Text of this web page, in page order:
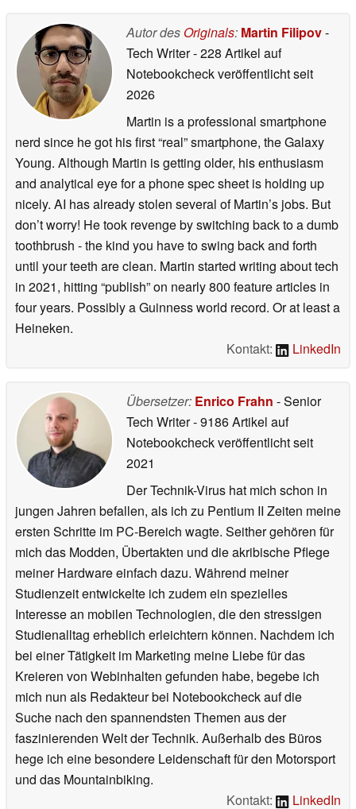
Autor des Originals: Martin Filipov-
Tech Writer- 228 Artikel auf
Notebookcheck veröffentlichtseit
2026
Martin is a professional smartphone
nerd since he got his first “real” smartphone, the Galaxy
Young. Although Martin is getting older, his enthusiasm
and analytical eye for a phone spec sheet is holding up
nicely. AI has already stolen several of Martin’s jobs. But
don’t worry! He took revenge by switching back to a dumb
toothbrush - the kind you have to swing back and forth
until your teeth are clean. Martin started writing about tech
in 2021, hitting “publish” on nearly 800 feature articles in
four years. Possibly a Guinness world record. Or at least a
Heineken.
Kontakt:
LinkedIn
Übersetzer: Enrico Frahn - Senior
Tech Writer- 9186 Artikel auf
Notebookcheck veröffentlichtseit
2021
Der Technik-Virus hat mich schon in
jungen Jahren befallen, als ich zu Pentium II Zeiten meine
ersten Schritte im PC-Bereich wagte. Seither gehören für
mich das Modden, Übertakten und die akribische Pflege
meiner Hardware einfach dazu. Während meiner
Studienzeit entwickelte ich zudem ein spezielles
Interesse an mobilen Technologien, die den stressigen
Studienalltag erheblich erleichtern können. Nachdem ich
bei einer Tätigkeit im Marketing meine Liebe für das
Kreieren von Webinhalten gefunden habe, begebe ich
mich nun als Redakteur bei Notebookcheck auf die
Suche nach den spannendsten Themen aus der
faszinierenden Welt der Technik. Außerhalb des Büros
hege ich eine besondere Leidenschaft für den Motorsport
und das Mountainbiking.
Kontakt:
LinkedIn